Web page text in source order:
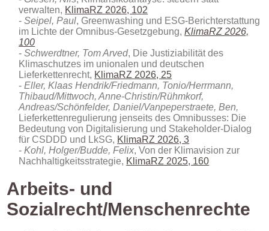
verwalten, KlimaRZ 2026, 102
Seipel, Paul, Greenwashing und ESG-Berichterstattung
im Lichte der Omnibus-Gesetzgebung,KlimaRZ 2026,
100
Schwerdtner, Tom Arved, Die Justiziabilität des
Klimaschutzes im unionalen und deutschen
Lieferkettenrecht, KlimaRZ 2026, 25
Eller, Klaas Hendrik/Friedmann, Tonio/Herrmann,
Thibaud/Mittwoch, Anne-Christin/Rühmkorf,
Andreas/Schönfelder, Daniel/Vanpeperstraete, Ben,
Lieferkettenregulierung jenseits des Omnibusses: Die
Bedeutung von Digitalisierung und Stakeholder-Dialog
für CSDDD und LkSG, KlimaRZ 2026, 3
Kohl, Holger/Budde, Felix, Von der Klimavision zur
Nachhaltigkeitsstrategie, KlimaRZ 2025, 160
Arbeits- und
Sozialrecht/Menschenrechte